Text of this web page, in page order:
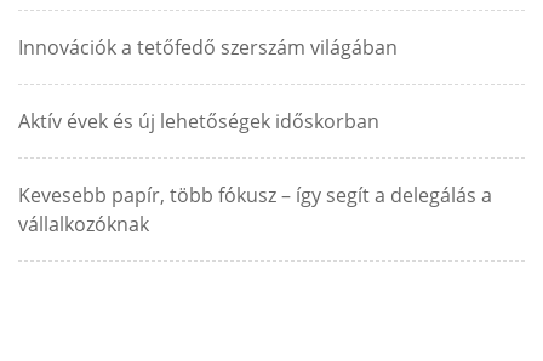
Innovációk a tetőfedő szerszám világában
Aktív évek és új lehetőségek időskorban
Kevesebb papír, több fókusz – így segít a delegálás a
vállalkozóknak